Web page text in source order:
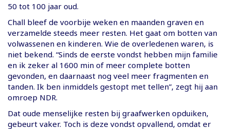
50 tot 100 jaar oud.
Chall bleef de voorbije weken en maanden graven en
verzamelde steeds meer resten. Het gaat om botten van
volwassenen en kinderen. Wie de overledenen waren, is
niet bekend. “Sinds de eerste vondst hebben mijn familie
en ik zeker al 1600 min of meer complete botten
gevonden, en daarnaast nog veel meer fragmenten en
tanden. Ik ben inmiddels gestopt met tellen”, zegt hij aan
omroep NDR.
Dat oude menselijke resten bij graafwerken opduiken,
gebeurt vaker. Toch is deze vondst opvallend, omdat er